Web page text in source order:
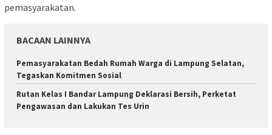
pemasyarakatan.
BACAAN LAINNYA
Pemasyarakatan Bedah Rumah Warga di Lampung Selatan,
Tegaskan Komitmen Sosial
Rutan Kelas I Bandar Lampung Deklarasi Bersih, Perketat
Pengawasan dan Lakukan Tes Urin